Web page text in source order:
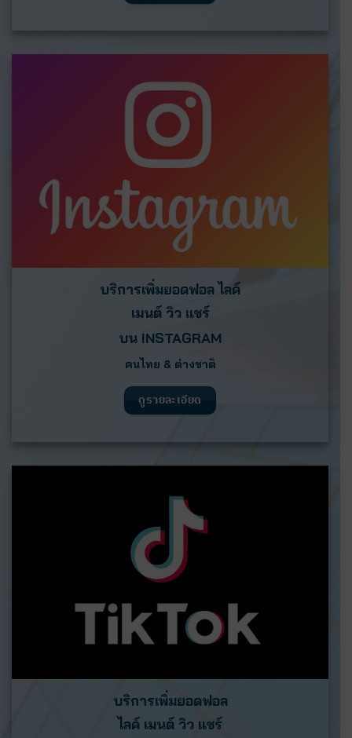
บริการเพิ่มยอดฟอล ไลค์
เมนต์ วิว แชร์
บน INSTAGRAM
คนไทย & ต่างชาติ
ดูรายละเอียด
บริการเพิ่มยอดฟอล
ไลค์ เมนต์ วิว แชร์